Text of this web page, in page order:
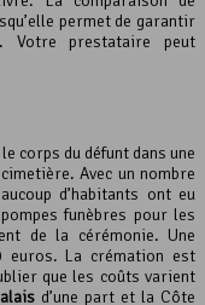
permet de garantir
Votre prestataire peut
corps du défunt dans une
Avec un nombre
d’habitants ont eu
funèbres pour les
de la cérémonie. Une
euros. La crémation est
que les coûts varient
d’une part et la Côte